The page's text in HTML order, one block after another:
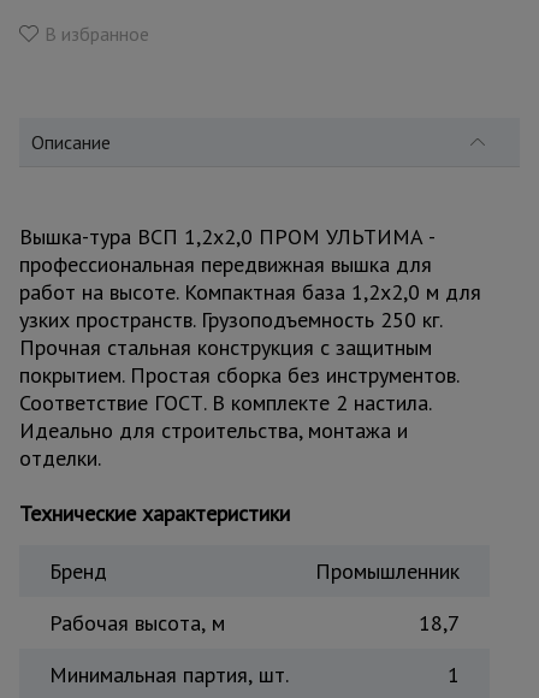
Лестницы
и
стремянки
Штукатурные
комплекты
Тепловые
Металл и
В избранное
Описание
Вышка-тура ВСП 1,2x2,0 ПРОМ УЛЬТИМА -
профессиональная передвижная вышка для
работ на высоте. Компактная база 1,2x2,0 м для
узких пространств. Грузоподъемность 250 кг.
Прочная стальная конструкция с защитным
покрытием. Простая сборка без инструментов.
Соответствие ГОСТ. В комплекте 2 настила.
Идеально для строительства, монтажа и
отделки.
Технические характеристики
Бренд
Промышленник
Рабочая высота, м
18,7
Минимальная партия, шт.
1